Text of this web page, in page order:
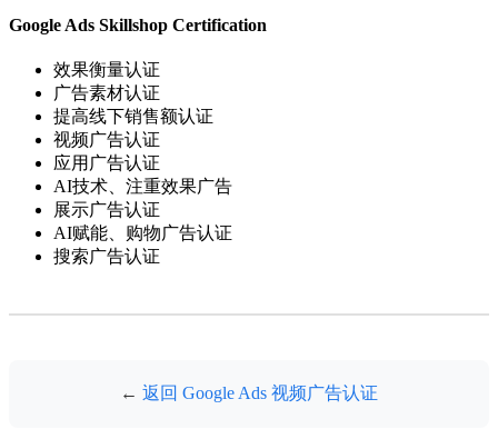
Google Ads Skillshop Certification
效果衡量认证
广告素材认证
提高线下销售额认证
视频广告认证
应用广告认证
AI技术、注重效果广告
展示广告认证
AI赋能、购物广告认证
搜索广告认证
← 返回 Google Ads 视频广告认证